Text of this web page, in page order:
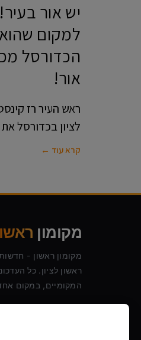
יש אור
למקום
הכדורסל
אור!
ראש העיר רז
לציון בכדורסל את
קרא עוד ←
מקומון
מקומון ראשון -
ראשון לציון. כל
המקומיים, במקום